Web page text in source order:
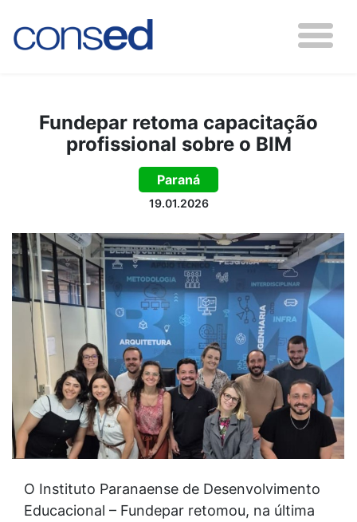
Fundepar retoma capacitação
profissional sobre o BIM
Paraná
19.01.2026
O Instituto Paranaense de Desenvolvimento
Educacional – Fundepar retomou, na última